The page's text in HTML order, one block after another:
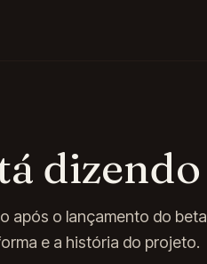
dizendo
após o lançamento do beta
e a história do projeto.